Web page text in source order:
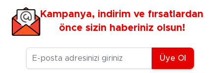
Kampanya, indirim ve fırsatlardan
önce sizin haberiniz olsun!
E-posta Adresiniz
Üye Ol